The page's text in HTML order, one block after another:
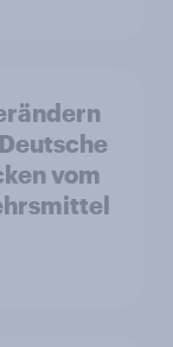
vom